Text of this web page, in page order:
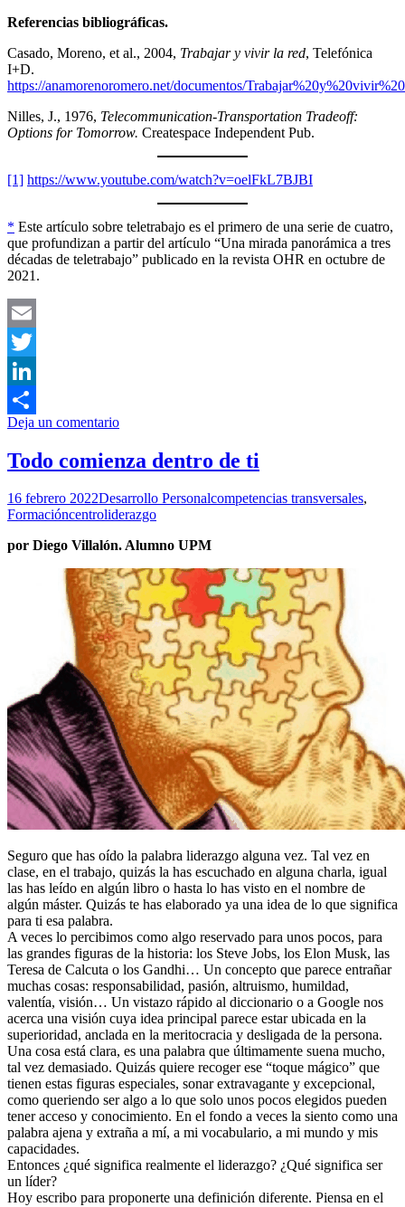
Referencias bibliográficas.
Casado, Moreno, et al., 2004, Trabajar y vivir la red, Telefónica
I+D.
https://anamorenoromero.net/documentos/
Nilles, J., 1976, Telecommunication-Transportation Tradeoff:
Options for Tomorrow. Createspace Independent Pub.
[1] https://www.youtube.com/watch?v=oelFkL7BJBI
* Este artículo sobre teletrabajo es el primero de una serie de cuatro,
que profundizan a partir del artículo “Una mirada panorámica a tres
décadas de teletrabajo” publicado en la revista OHR en octubre de
2021.
Email
Twitter
LinkedIn
Compartir
Deja un comentario
Todo comienza dentro de ti
16 febrero 2022Desarrollo Personalcompetencias transversales,
Formacióncentroliderazgo
por Diego Villalón. Alumno UPM
Seguro que has oído la palabra liderazgo alguna vez. Tal vez en
clase, en el trabajo, quizás la has escuchado en alguna charla, igual
las has leído en algún libro o hasta lo has visto en el nombre de
algún máster. Quizás te has elaborado ya una idea de lo que significa
para ti esa palabra.
A veces lo percibimos como algo reservado para unos pocos, para
las grandes figuras de la historia: los Steve Jobs, los Elon Musk, las
Teresa de Calcuta o los Gandhi… Un concepto que parece entrañar
muchas cosas: responsabilidad, pasión, altruismo, humildad,
valentía, visión… Un vistazo rápido al diccionario o a Google nos
acerca una visión cuya idea principal parece estar ubicada en la
superioridad, anclada en la meritocracia y desligada de la persona.
Una cosa está clara, es una palabra que últimamente suena mucho,
tal vez demasiado. Quizás quiere recoger ese “toque mágico” que
tienen estas figuras especiales, sonar extravagante y excepcional,
como queriendo ser algo a lo que solo unos pocos elegidos pueden
tener acceso y conocimiento. En el fondo a veces la siento como una
palabra ajena y extraña a mí, a mi vocabulario, a mi mundo y mis
capacidades.
Entonces ¿qué significa realmente el liderazgo? ¿Qué significa ser
un líder?
Hoy escribo para proponerte una definición diferente. Piensa en el